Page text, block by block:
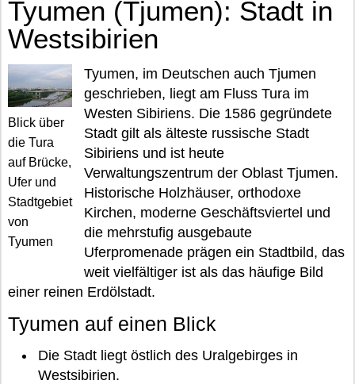
Tyumen (Tjumen): Stadt in
Westsibirien
Blick über
die Tura
auf Brücke,
Ufer und
Stadtgebiet
von
Tyumen
Tyumen, im Deutschen auch Tjumen
geschrieben, liegt am Fluss Tura im
Westen Sibiriens. Die 1586 gegründete
Stadt gilt als älteste russische Stadt
Sibiriens und ist heute
Verwaltungszentrum der Oblast Tjumen.
Historische Holzhäuser, orthodoxe
Kirchen, moderne Geschäftsviertel und
die mehrstufig ausgebaute
Uferpromenade prägen ein Stadtbild, das
weit vielfältiger ist als das häufige Bild
einer reinen Erdölstadt.
Tyumen auf einen Blick
Die Stadt liegt östlich des Uralgebirges in
Westsibirien.